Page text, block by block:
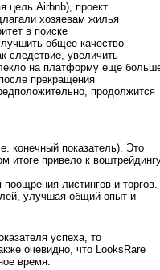
цель Airbnb), проект
хозяевам жилья
в поиске
общее качество
следствие, увеличить
на платформу еще
прекращения
продолжится
конечный показатель). Это
итоге привело к
листингов и торгов.
улучшая общий опыт и
успеха, то
очевидно, что LooksRare
время.